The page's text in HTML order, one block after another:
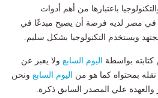
باعتبارها من أهم أدوات
في مصر لديه فرصة أن يصبح مبدعًا في
ويستخدم التكنولوجيا بشكل سليم.
بواسطة اليوم السابع ولا يعبر عن
نقله بمحتواه كما هو من اليوم السابع ونحن
علي المصدر السابق ذكرة.